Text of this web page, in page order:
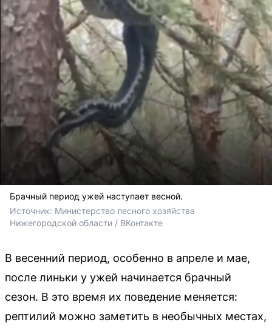
Брачный период ужей наступает весной.
Источник: Министерство лесного хозяйства
Нижегородской области / ВКонтакте
В весенний период, особенно в апреле и мае,
после линьки у ужей начинается брачный
сезон. В это время их поведение меняется:
рептилий можно заметить в необычных местах,